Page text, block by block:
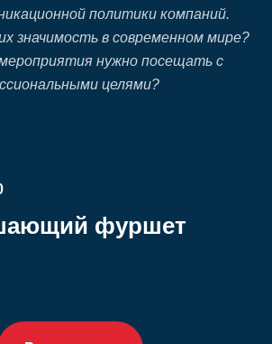
политики компаний.
значимость в современном мире?
нужно посещать с
целями?
фуршет